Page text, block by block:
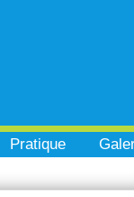
Pratique